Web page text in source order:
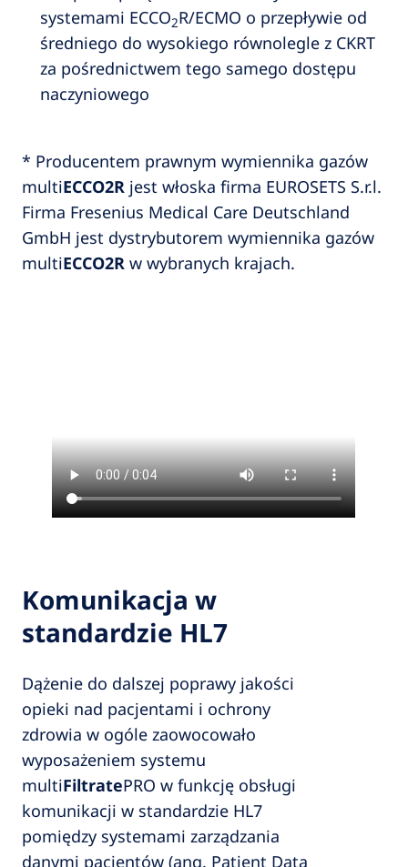
systemami ECCO2R/ECMO o przepływie od
średniego do wysokiego równolegle z CKRT
za pośrednictwem tego samego dostępu
naczyniowego
* Producentem prawnym wymiennika gazów
multiECCO2R jest włoska firma EUROSETS S.r.l.
Firma Fresenius Medical Care Deutschland
GmbH jest dystrybutorem wymiennika gazów
multiECCO2R w wybranych krajach.
Komunikacja w
standardzie HL7
Dążenie do dalszej poprawy jakości
opieki nad pacjentami i ochrony
zdrowia w ogóle zaowocowało
wyposażeniem systemu
multiFiltratePRO w funkcję obsługi
komunikacji w standardzie HL7
pomiędzy systemami zarządzania
danymi pacjentów (ang. Patient Data